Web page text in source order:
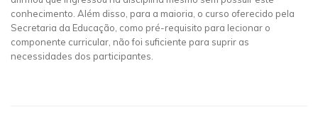
conhecimento. Além disso, para a maioria, o curso oferecido pela
Secretaria da Educação, como pré-requisito para lecionar o
componente curricular, não foi suficiente para suprir as
necessidades dos participantes.